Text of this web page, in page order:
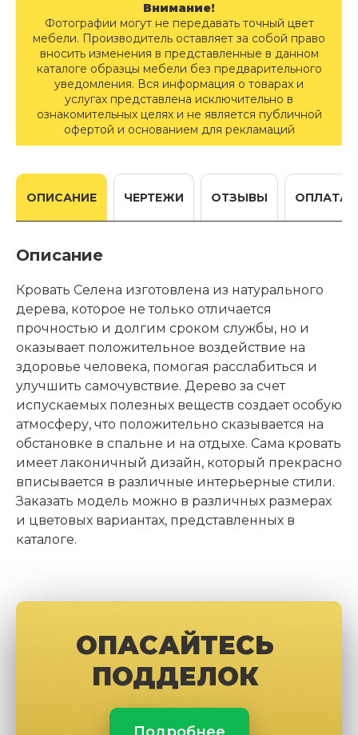
Внимание!
Фотографии могут не передавать точный цвет
мебели. Производитель оставляет за собой право
вносить изменения в представленные в данном
каталоге образцы мебели без предварительного
уведомления. Вся информация о товарах и
услугах представлена исключительно в
ознакомительных целях и не является публичной
офертой и основанием для рекламаций
ОПИСАНИЕ ЧЕРТЕЖИ ОТЗЫВЫ ОПЛАТА
Описание
Кровать Селена изготовлена из натурального
дерева, которое не только отличается
прочностью и долгим сроком службы, но и
оказывает положительное воздействие на
здоровье человека, помогая расслабиться и
улучшить самочувствие. Дерево за счет
испускаемых полезных веществ создает особую
атмосферу, что положительно сказывается на
обстановке в спальне и на отдыхе. Сама кровать
имеет лаконичный дизайн, который прекрасно
вписывается в различные интерьерные стили.
Заказать модель можно в различных размерах
и цветовых вариантах, представленных в
каталоге.
ОПАСАЙТЕСЬ
ПОДДЕЛОК